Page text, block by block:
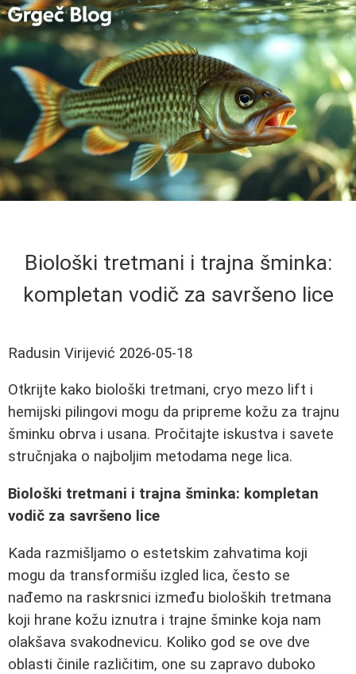
Biološki tretmani i trajna šminka:
kompletan vodič za savršeno lice
Radusin Virijević 2026-05-18
Otkrijte kako biološki tretmani, cryo mezo lift i
hemijski pilingovi mogu da pripreme kožu za trajnu
šminku obrva i usana. Pročitajte iskustva i savete
stručnjaka o najboljim metodama nege lica.
Biološki tretmani i trajna šminka: kompletan
vodič za savršeno lice
Kada razmišljamo o estetskim zahvatima koji
mogu da transformišu izgled lica, često se
nađemo na raskrsnici između bioloških tretmana
koji hrane kožu iznutra i trajne šminke koja nam
olakšava svakodnevicu. Koliko god se ove dve
oblasti činile različitim, one su zapravo duboko